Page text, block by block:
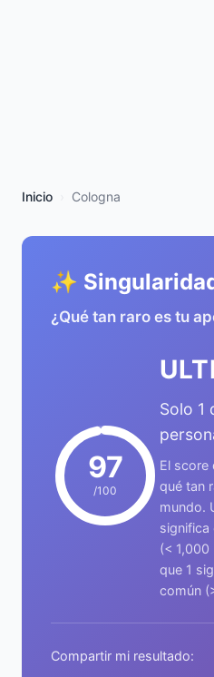
Inicio Cologna
✨
¿Qué tan raro es tu
97
/100
Solo 1
El score
qué tan
mundo.
significa
(< 1,000
que 1
común
Compartir mi resultado: